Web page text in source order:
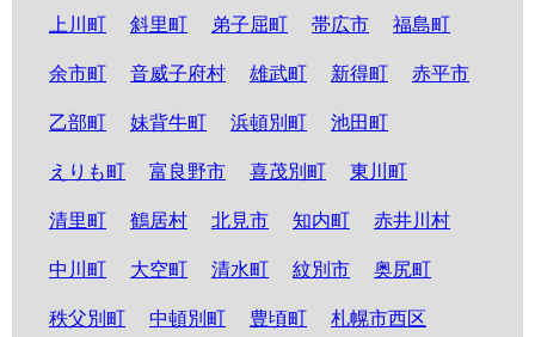
上川町 斜里町 弟子屈町 帯広市 福島町
余市町 音威子府村 雄武町 新得町 赤平市
乙部町 妹背牛町 浜頓別町 池田町
えりも町 富良野市 喜茂別町 東川町
清里町 鶴居村 北見市 知内町 赤井川村
中川町 大空町 清水町 紋別市 奥尻町
秩父別町 中頓別町 豊頃町 札幌市西区